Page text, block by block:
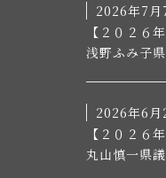
2026年7月
【２０２６
浅野ふみ子
2026年6月
【２０２６
丸山慎一県